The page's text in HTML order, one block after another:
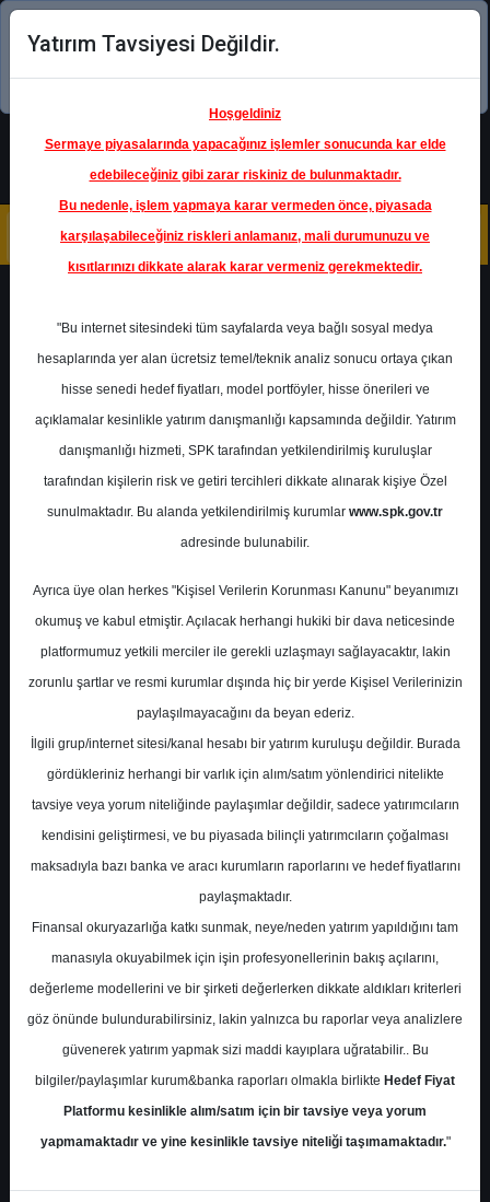
Şimdi uygulamayı indirin!
GARAN - TÜRKİYE GARANTİ
BANKASI A.Ş.
Hedef Fiyat 68.00 ₺
Getiri
%0.00
0 0
En Yüksek Tahmin
Ortalama Fiyat Tahmini
Ortalama Getiri Potansiyeli
Kurum Sayısı
21
11 1
Üstü
Get.
7
Yok
1 1
Yatırım Tavsiyesi Değildir.
Hoşgeldiniz
Sermaye piyasalarında yapacağınız işlemler sonucunda kar elde
edebileceğiniz gibi zarar riskiniz de bulunmaktadır.
Bu nedenle, işlem yapmaya karar vermeden önce, piyasada
karşılaşabileceğiniz riskleri anlamanız, mali durumunuzu ve
kısıtlarınızı dikkate alarak karar vermeniz gerekmektedir.
"Bu internet sitesindeki tüm sayfalarda veya bağlı sosyal medya
hesaplarında yer alan ücretsiz temel/teknik analiz sonucu ortaya çıkan
hisse senedi hedef fiyatları, model portföyler, hisse önerileri ve
açıklamalar kesinlikle yatırım danışmanlığı kapsamında değildir. Yatırım
danışmanlığı hizmeti, SPK tarafından yetkilendirilmiş kuruluşlar
tarafından kişilerin risk ve getiri tercihleri dikkate alınarak kişiye Özel
sunulmaktadır. Bu alanda yetkilendirilmiş kurumlar www.spk.gov.tr
adresinde bulunabilir.
Ayrıca üye olan herkes "Kişisel Verilerin Korunması Kanunu" beyanımızı
okumuş ve kabul etmiştir. Açılacak herhangi hukiki bir dava neticesinde
platformumuz yetkili merciler ile gerekli uzlaşmayı sağlayacaktır, lakin
zorunlu şartlar ve resmi kurumlar dışında hiç bir yerde Kişisel Verilerinizin
paylaşılmayacağını da beyan ederiz.
İlgili grup/internet sitesi/kanal hesabı bir yatırım kuruluşu değildir. Burada
gördükleriniz herhangi bir varlık için alım/satım yönlendirici nitelikte
tavsiye veya yorum niteliğinde paylaşımlar değildir, sadece yatırımcıların
kendisini geliştirmesi, ve bu piyasada bilinçli yatırımcıların çoğalması
maksadıyla bazı banka ve aracı kurumların raporlarını ve hedef fiyatlarını
paylaşmaktadır.
Finansal okuryazarlığa katkı sunmak, neye/neden yatırım yapıldığını tam
manasıyla okuyabilmek için işin profesyonellerinin bakış açılarını,
değerleme modellerini ve bir şirketi değerlerken dikkate aldıkları kriterleri
göz önünde bulundurabilirsiniz, lakin yalnızca bu raporlar veya analizlere
güvenerek yatırım yapmak sizi maddi kayıplara uğratabilir.. Bu
bilgiler/paylaşımlar kurum&banka raporları olmakla birlikte Hedef Fiyat
Platformu kesinlikle alım/satım için bir tavsiye veya yorum
yapmamaktadır ve yine kesinlikle tavsiye niteliği taşımamaktadır."